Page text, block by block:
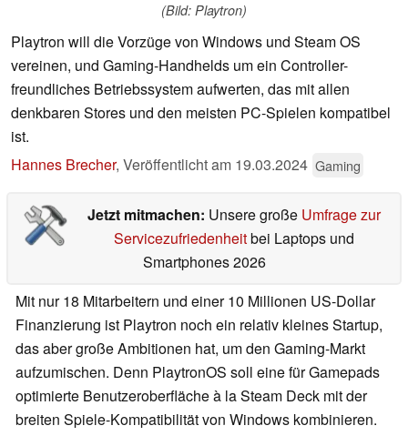
(Bild: Playtron)
Playtron will die Vorzüge von Windows und Steam OS
vereinen, und Gaming-Handhelds um ein Controller-
freundliches Betriebssystem aufwerten, das mit allen
denkbaren Stores und den meisten PC-Spielen kompatibel
ist.
Hannes Brecher, Veröffentlicht am 19.03.2024 Gaming
Jetzt mitmachen: Unsere große Umfrage zur
Servicezufriedenheitbei Laptops und
Smartphones 2026
Mit nur 18 Mitarbeitern und einer 10 Millionen US-Dollar
Finanzierung ist Playtron noch ein relativ kleines Startup,
das aber große Ambitionen hat, um den Gaming-Markt
aufzumischen. Denn PlaytronOS soll eine für Gamepads
optimierte Benutzeroberfläche à la Steam Deck mit der
breiten Spiele-Kompatibilität von Windows kombinieren.